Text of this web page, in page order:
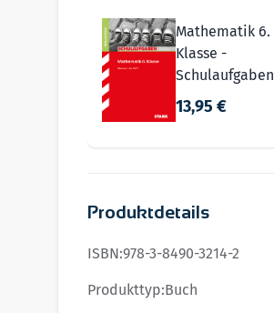
Mathematik 6.
Klasse -
Schulaufgaben
Realschule
13,95 €
Produktdetails
ISBN:978-3-8490-3214-2
Produkttyp:Buch